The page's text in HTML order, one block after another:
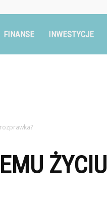
FINANSE INWESTYCJE
ŻYCIU